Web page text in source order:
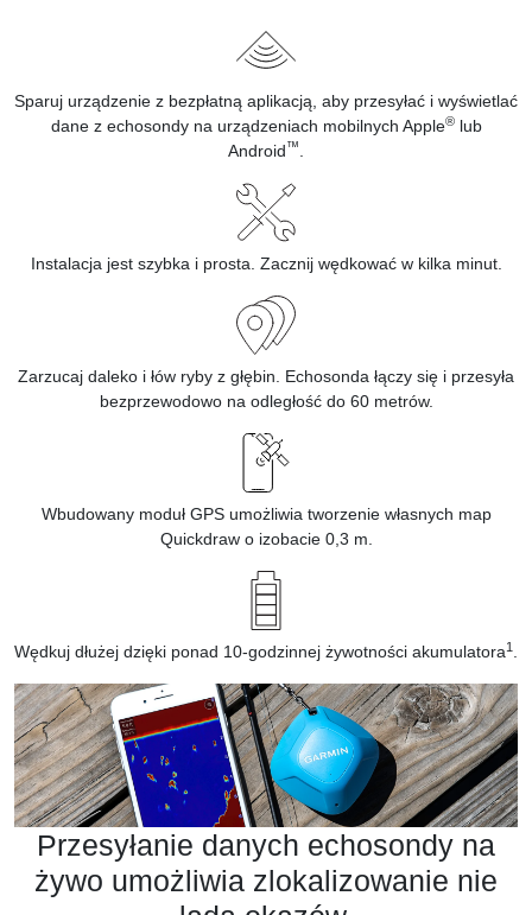
Sparuj urządzenie z bezpłatną aplikacją, aby przesyłać i wyświetlać
dane z echosondy na urządzeniach mobilnych Apple® lub
Android™
Instalacja jest szybka i prosta. Zacznij wędkować w kilka minut.
Zarzucaj daleko i łów ryby z głębin. Echosonda łączy się i przesyła
bezprzewodowo na odległość do 60 metrów.
Wbudowany moduł GPS umożliwia tworzenie własnych map
Quickdraw o izobacie 0,3 m.
Wędkuj dłużej dzięki ponad 10-godzinnej żywotności akumulatora1
Przesyłanie danych echosondy na
żywo umożliwia zlokalizowanie nie